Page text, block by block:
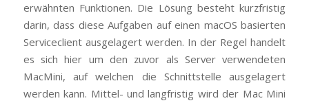
erwähnten Funktionen. Die Lösung besteht kurzfristig
darin, dass diese Aufgaben auf einen macOS basierten
Serviceclient ausgelagert werden. In der Regel handelt
es sich hier um den zuvor als Server verwendeten
MacMini, auf welchen die Schnittstelle ausgelagert
werden kann. Mittel- und langfristig wird der Mac Mini